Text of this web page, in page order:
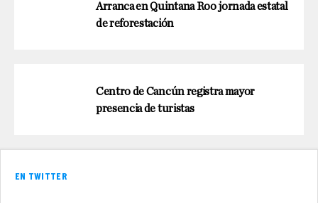
Arranca en Quintana Roo jornada estatal
de reforestación
Centro de Cancún registra mayor
presencia de turistas
EN TWITTER